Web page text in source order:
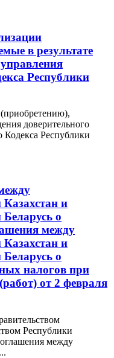
в результате
Республики
доверительного
Республики
и
о
между
и
о
налогов при
от 2 февраля
Республики
между